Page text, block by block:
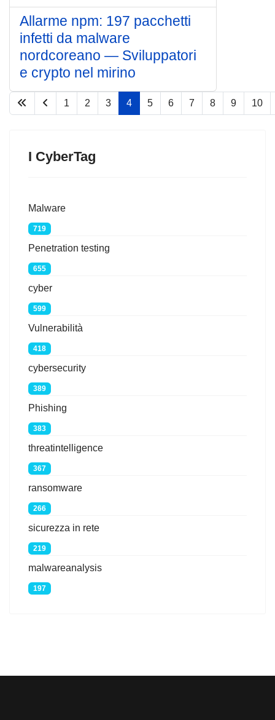
Allarme npm: 197 pacchetti
infetti da malware
nordcoreano — Sviluppatori
e crypto nel mirino
Pagina 4 di 67
1 2 3 4 5 6 7 8 9 10
I CyberTag
Malware
719
Penetration testing
655
cyber
599
Vulnerabilità
418
cybersecurity
389
Phishing
383
threatintelligence
367
ransomware
266
sicurezza in rete
219
malwareanalysis
197